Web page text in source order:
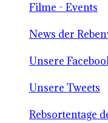
Filme - Events
News der
Unsere
Unsere Tweets
Rebsortentage